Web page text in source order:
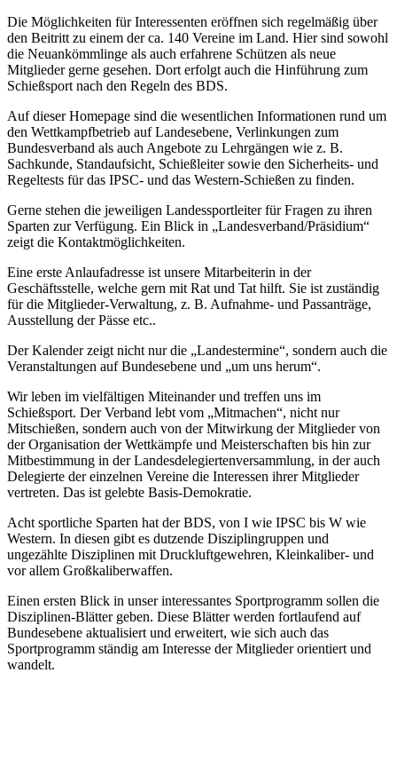
Die Möglichkeiten für Interessenten eröffnen sich regelmäßig über
den Beitritt zu einem der ca. 140 Vereine im Land. Hier sind sowohl
die Neuankömmlinge als auch erfahrene Schützen als neue
Mitglieder gerne gesehen. Dort erfolgt auch die Hinführung zum
Schießsport nach den Regeln des BDS.
Auf dieser Homepage sind die wesentlichen Informationen rund um
den Wettkampfbetrieb auf Landesebene, Verlinkungen zum
Bundesverband als auch Angebote zu Lehrgängen wie z. B.
Sachkunde, Standaufsicht, Schießleiter sowie den Sicherheits- und
Regeltests für das IPSC- und das Western-Schießen zu finden.
Gerne stehen die jeweiligen Landessportleiter für Fragen zu ihren
Sparten zur Verfügung. Ein Blick in „Landesverband/Präsidium“
zeigt die Kontaktmöglichkeiten.
Eine erste Anlaufadresse ist unsere Mitarbeiterin in der
Geschäftsstelle, welche gern mit Rat und Tat hilft. Sie ist zuständig
für die Mitglieder-Verwaltung, z. B. Aufnahme- und Passanträge,
Ausstellung der Pässe etc..
Der Kalender zeigt nicht nur die „Landestermine“, sondern auch die
Veranstaltungen auf Bundesebene und „um uns herum“.
Wir leben im vielfältigen Miteinander und treffen uns im
Schießsport. Der Verband lebt vom „Mitmachen“, nicht nur
Mitschießen, sondern auch von der Mitwirkung der Mitglieder von
der Organisation der Wettkämpfe und Meisterschaften bis hin zur
Mitbestimmung in der Landesdelegiertenversammlung, in der auch
Delegierte der einzelnen Vereine die Interessen ihrer Mitglieder
vertreten. Das ist gelebte Basis-Demokratie.
Acht sportliche Sparten hat der BDS, von I wie IPSC bis W wie
Western. In diesen gibt es dutzende Disziplingruppen und
ungezählte Disziplinen mit Druckluftgewehren, Kleinkaliber- und
vor allem Großkaliberwaffen.
Einen ersten Blick in unser interessantes Sportprogramm sollen die
Disziplinen-Blätter geben. Diese Blätter werden fortlaufend auf
Bundesebene aktualisiert und erweitert, wie sich auch das
Sportprogramm ständig am Interesse der Mitglieder orientiert und
wandelt.